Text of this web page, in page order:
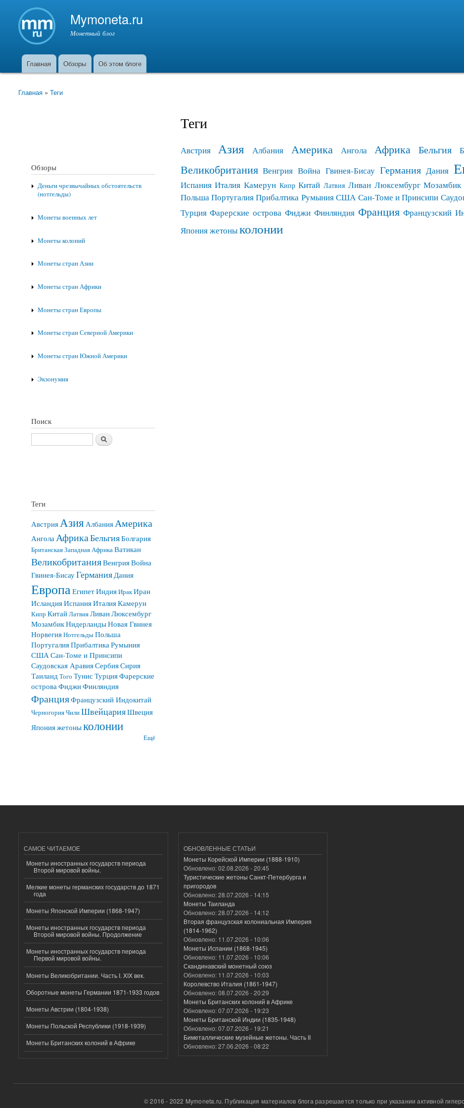
Mymoneta.ru
Монетный блог
Главное меню
Главная Обзоры Об этом блоге
Вы здесьГлавная » Теги
Теги
Австрия Азия Албания Америка Ангола Африка Бельгия
Великобритания Венгрия Война Гвинея-Бисау Германия Дания
Испания Италия Камерун Кипр Китай Латвия Ливан Люксембург Мозамбик
ПольшаПортугалияПрибалтика РумынияСША Сан-Томе и Принсипи
Турция Фарерские острова Фиджи Финляндия Франция Французский
Японияжетоныколонии
Обзоры
Деньги чрезвычайных обстоятельств
(нотгельды)
Монеты военных лет
Монеты колоний
Монеты стран Азии
Монеты стран Африки
Монеты стран Европы
Монеты стран Северной Америки
Монеты стран Южной Америки
Экзонумия
Поиск
Теги
Австрия Азия АлбанияАмерика
Ангола АфрикаБельгияБолгария
Британская Западная АфрикаВатикан
ВеликобританияВенгрияВойна
Гвинея-БисауГермания Дания
ЕвропаЕгипетИндияИракИран
ИсландияИспанияИталияКамерун
Кипр КитайЛатвияЛиванЛюксембург
МозамбикНидерландыНовая Гвинея
НорвегияНотгельдыПольша
ПортугалияПрибалтика Румыния
США Сан-Томе и Принсипи
Саудовская АравияСербияСирия
Таиланд Того Тунис ТурцияФарерские
острова ФиджиФинляндия
ФранцияФранцузский Индокитай
ЧерногорияЧилиШвейцарияШвеция
Японияжетоныколонии
Ещё
САМОЕ ЧИТАЕМОЕ
Монеты иностранных государств периода
Второй мировой войны.
Мелкие монеты германских государств до 1871
года
Монеты Японской Империи (1868-1947)
Монеты иностранных государств периода
Второй мировой войны. Продолжение
Монеты иностранных государств периода
Первой мировой войны.
Монеты Великобритании. Часть I. XIX век.
Оборотные монеты Германии 1871-1933 годов
Монеты Австрии (1804-1938)
Монеты Польской Республики (1918-1939)
Монеты Британских колоний в Африке
ОБНОВЛЕННЫЕ СТАТЬИ
Монеты Корейской Империи (1888-1910)
Обновлено:02.08.2026 - 20:45
Туристические жетоны Санкт-Петербурга и
пригородов
Обновлено:28.07.2026 - 14:15
Монеты Таиланда
Обновлено:28.07.2026 - 14:12
Вторая французская колониальная Империя
(1814-1962)
Обновлено: 11.07.2026 - 10:06
Монеты Испании (1868-1945)
Обновлено: 11.07.2026 - 10:06
Скандинавский монетный союз
Обновлено: 11.07.2026 - 10:03
Королевство Италия (1861-1947)
Обновлено:08.07.2026 - 20:29
Монеты Британских колоний в Африке
Обновлено:07.07.2026 - 19:23
Монеты Британской Индии (1835-1948)
Обновлено:07.07.2026 - 19:21
Биметаллические музейные жетоны. Часть II
Обновлено:27.06.2026 - 08:22
© 2016 - 2022 Mymoneta.ru. Публикация материалов блога разрешается только при указании активной